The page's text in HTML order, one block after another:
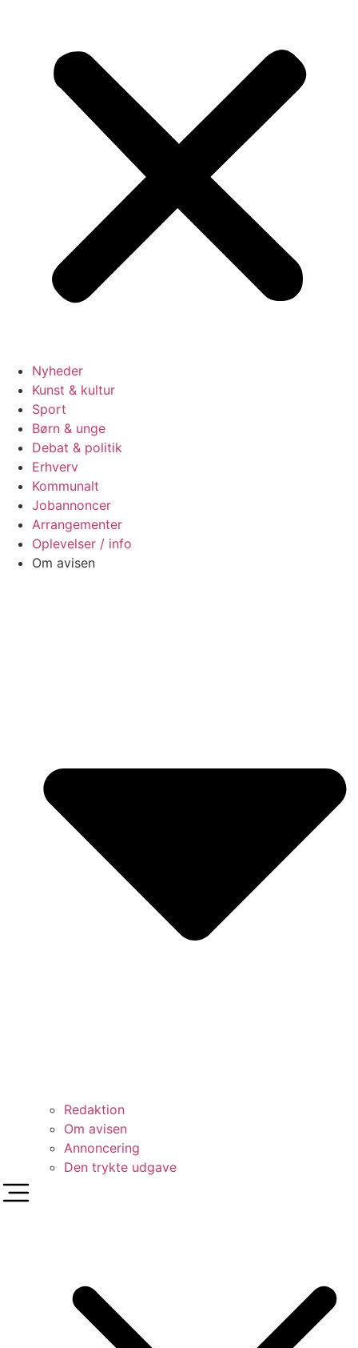
Nyheder
Kunst & kultur
Sport
Børn & unge
Debat & politik
Erhverv
Kommunalt
Jobannoncer
Arrangementer
Oplevelser / info
Om avisen
Redaktion
Om avisen
Annoncering
Den trykte udgave